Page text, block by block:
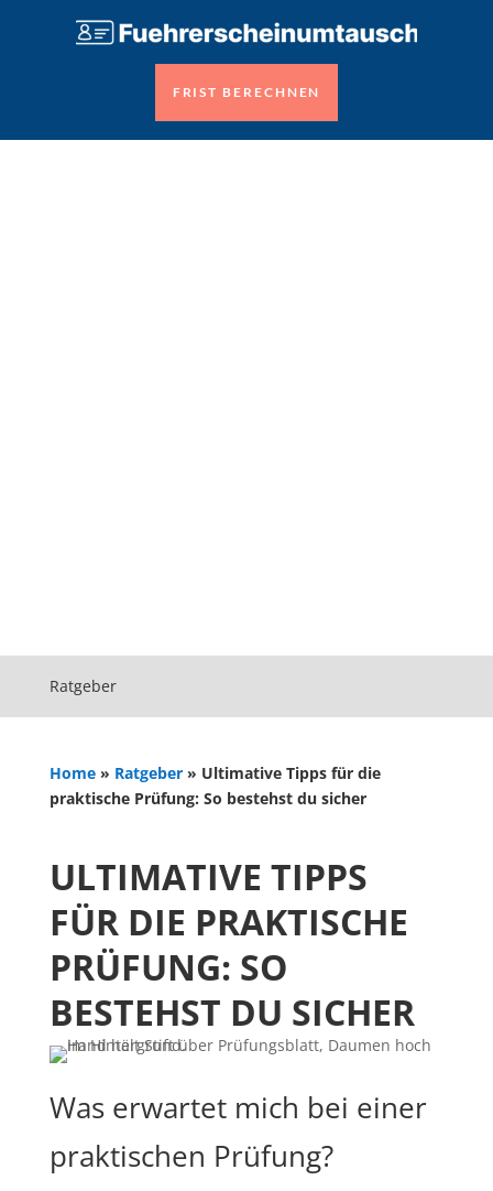
FRIST BERECHNEN
Ratgeber
Home» Ratgeber» Ultimative Tipps für die
praktische Prüfung: So bestehst du sicher
ULTIMATIVE TIPPS
FÜR DIE PRAKTISCHE
PRÜFUNG: SO
BESTEHST DU SICHER
Was erwartet mich bei einer
praktischen Prüfung?